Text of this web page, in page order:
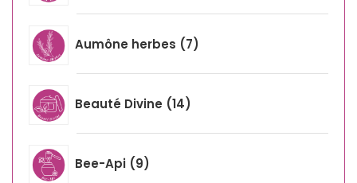
Aumône herbes 7
Beauté Divine 14
Bee-Api 9